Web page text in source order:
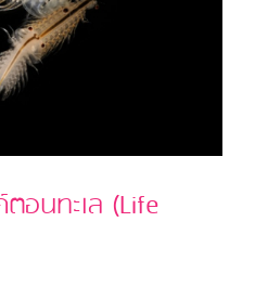
สารสกัดจากแพลงค์ตอนทะเล (Life
Stream Plankton )
อนทะเล (Life